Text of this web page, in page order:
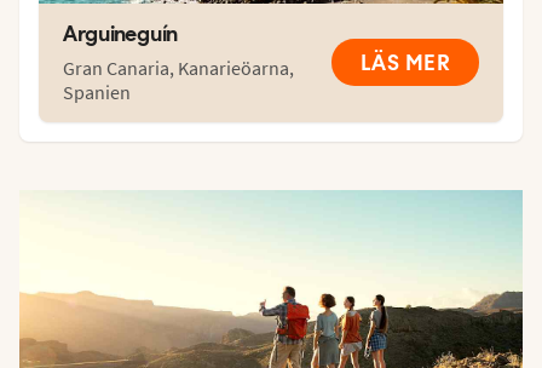
Arguineguín
Gran Canaria, Kanarieöarna,
Spanien
LÄS MER